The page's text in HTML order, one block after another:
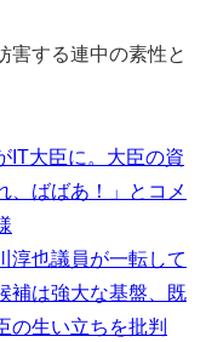
する連中の素性と
IT大臣に。大臣の資
、ばばあ！」とコメ
淳也議員が一転して
補は強大な基盤、既
の生い立ちを批判